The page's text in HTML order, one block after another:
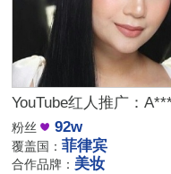
粉丝 92w
覆盖国：菲律宾
合作品牌： 美妆